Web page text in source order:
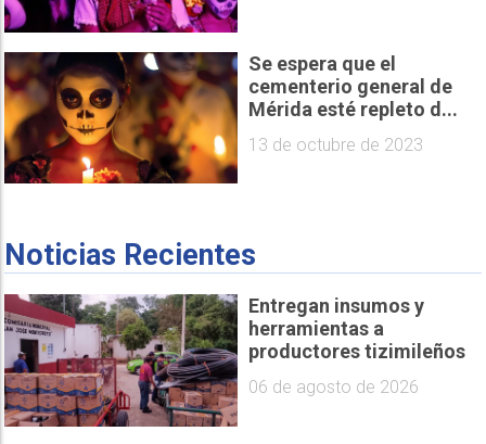
Se espera que el
cementerio general de
Mérida esté repleto d...
13 de octubre de 2023
Noticias Recientes
Entregan insumos y
herramientas a
productores tizimileños
06 de agosto de 2026